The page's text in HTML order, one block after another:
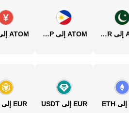
ATOM إلى PKR ATOM إلى PHP
EUR إلى USDT EUR إلى BNB